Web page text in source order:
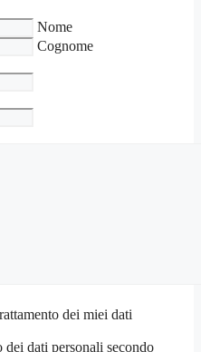
Nome
Cognome
dei miei dati
dei dati personali secondo